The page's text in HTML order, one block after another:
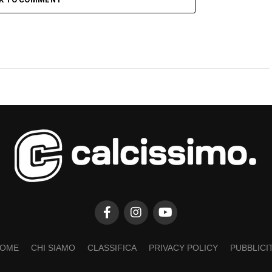
CHI SIAMO CLASSIFICA PRIVACY POLICY